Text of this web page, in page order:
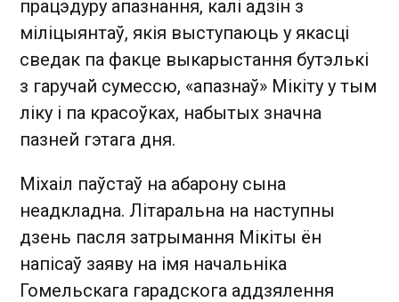
працэдуру апазнання, калі адзін з
міліцыянтаў, якія выступаюць у якасці
сведак па факце выкарыстання бутэлькі
з гаручай сумессю, «апазнаў» Мікіту у тым
ліку і па красоўках, набытых значна
пазней гэтага дня.
Міхаіл паўстаў на абарону сына
неадкладна. Літаральна на наступны
дзень пасля затрымання Мікіты ён
напісаў заяву на імя начальніка
Гомельскага гарадскога аддзялення